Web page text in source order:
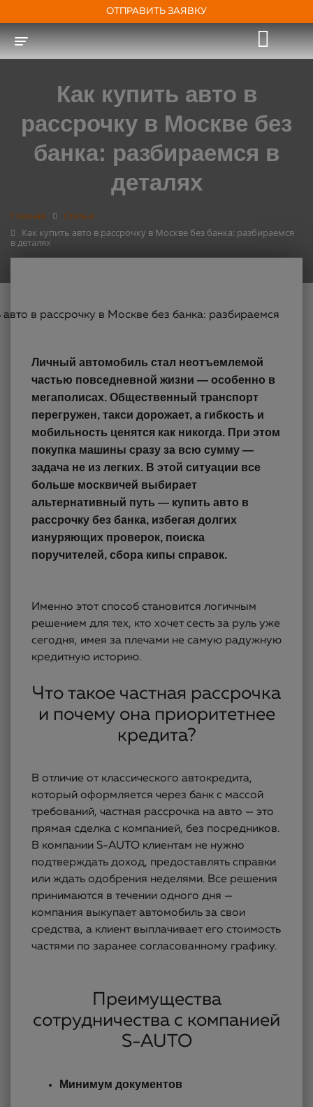
ОТПРАВИТЬ ЗАЯВКУ
Как купить авто в
рассрочку в Москве без
банка: разбираемся в
деталях
Главная
Статьи
Как купить авто в рассрочку в Москве без банка: разбираемся
в деталях
Личный автомобиль стал неотъемлемой
частью повседневной жизни — особенно в
мегаполисах. Общественный транспорт
перегружен, такси дорожает, а гибкость и
мобильность ценятся как никогда. При этом
покупка машины сразу за всю сумму —
задача не из легких. В этой ситуации все
больше москвичей выбирает
альтернативный путь — купить авто в
рассрочку без банка, избегая долгих
изнуряющих проверок, поиска
поручителей, сбора кипы справок.
Именно этот способ становится логичным
решением для тех, кто хочет сесть за руль уже
сегодня, имея за плечами не самую радужную
кредитную историю.
Что такое частная рассрочка
и почему она приоритетнее
кредита?
В отличие от классического автокредита,
который оформляется через банк с массой
требований, частная рассрочка на авто — это
прямая сделка с компанией, без посредников.
В компании S-AUTO клиентам не нужно
подтверждать доход, предоставлять справки
или ждать одобрения неделями. Все решения
принимаются в течении одного дня —
компания выкупает автомобиль за свои
средства, а клиент выплачивает его стоимость
частями по заранее согласованному графику.
Преимущества
сотрудничества с компанией
S-AUTO
Минимум документов